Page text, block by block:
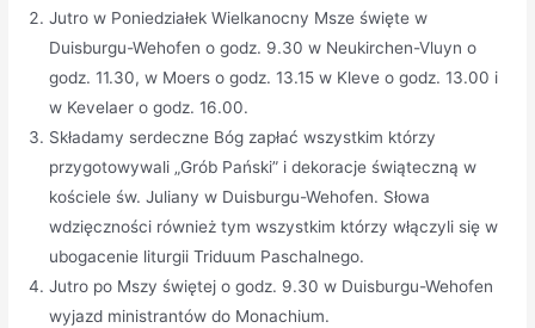
Jutro w Poniedziałek Wielkanocny Msze święte w
Duisburgu-Wehofen o godz. 9.30 w Neukirchen-Vluyn o
godz. 11.30, w Moers o godz. 13.15 w Kleve o godz. 13.00 i
w Kevelaer o godz. 16.00.
Składamy serdeczne Bóg zapłać wszystkim którzy
przygotowywali „Grób Pański” i dekoracje świąteczną w
kościele św. Juliany w Duisburgu-Wehofen. Słowa
wdzięczności również tym wszystkim którzy włączyli się w
ubogacenie liturgii Triduum Paschalnego.
Jutro po Mszy świętej o godz. 9.30 w Duisburgu-Wehofen
wyjazd ministrantów do Monachium.